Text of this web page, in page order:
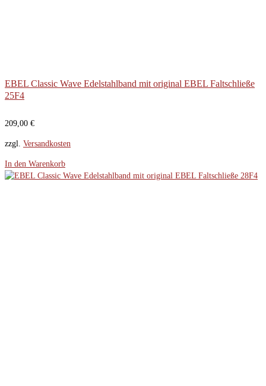
EBEL Classic Wave Edelstahlband mit original EBEL Faltschließe
25F4
209,00 €
zzgl. Versandkosten
In den Warenkorb